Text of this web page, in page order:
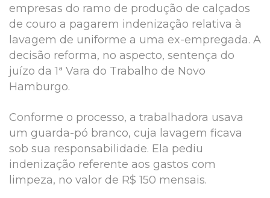
empresas do ramo de produção de calçados
de couro a pagarem indenização relativa à
lavagem de uniforme a uma ex-empregada. A
decisão reforma, no aspecto, sentença do
juízo da 1ª Vara do Trabalho de Novo
Hamburgo.
Conforme o processo, a trabalhadora usava
um guarda-pó branco, cuja lavagem ficava
sob sua responsabilidade. Ela pediu
indenização referente aos gastos com
limpeza, no valor de R$ 150 mensais.